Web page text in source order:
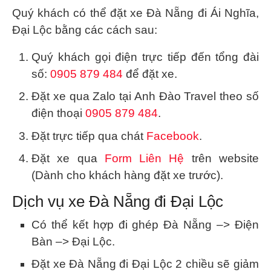
Quý khách có thể đặt xe Đà Nẵng đi Ái Nghĩa,
Đại Lộc bằng các cách sau:
Quý khách gọi điện trực tiếp đến tổng đài
số: 0905 879 484 để đặt xe.
Đặt xe qua Zalo tại Anh Đào Travel theo số
điện thoại 0905 879 484.
Đặt trực tiếp qua chát Facebook.
Đặt xe qua Form Liên Hệ trên website
(Dành cho khách hàng đặt xe trước).
Dịch vụ xe Đà Nẵng đi Đại Lộc
Có thể kết hợp đi ghép Đà Nẵng –> Điện
Bàn –> Đại Lộc.
Đặt xe Đà Nẵng đi Đại Lộc 2 chiều sẽ giảm